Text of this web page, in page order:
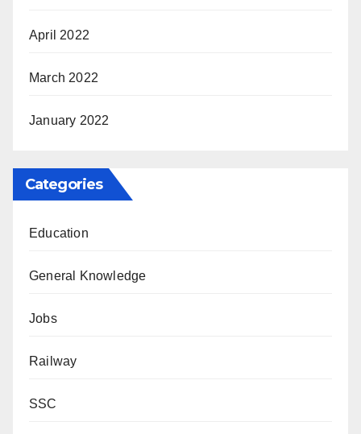
April 2022
March 2022
January 2022
Categories
Education
General Knowledge
Jobs
Railway
SSC